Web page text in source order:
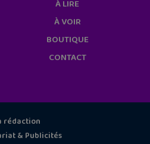
À LIRE
À VOIR
BOUTIQUE
CONTACT
rédaction
& Publicités